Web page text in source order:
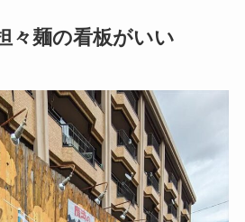
々麺の看板がいい